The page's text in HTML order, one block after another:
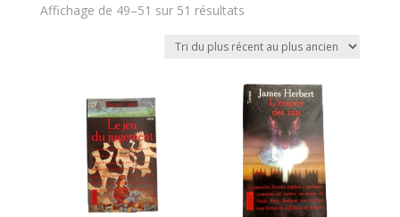
Affichage de 49–51 sur 51 résultatsTrié
récent
au
plus
ancien